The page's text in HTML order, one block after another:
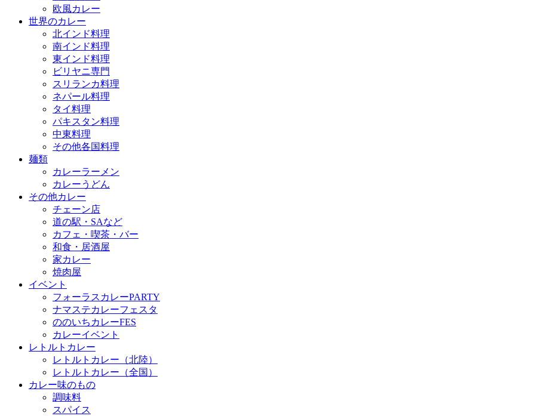
欧風カレー
世界のカレー
北インド料理
南インド料理
東インド料理
ビリヤニ専門
スリランカ料理
ネパール料理
タイ料理
パキスタン料理
中東料理
その他各国料理
麺類
カレーラーメン
カレーうどん
その他カレー
チェーン店
道の駅・SAなど
カフェ・喫茶・バー
和食・居酒屋
家カレー
焼肉屋
イベント
フォーラスカレーPARTY
ナマステカレーフェスタ
ののいちカレーFES
カレーイベント
レトルトカレー
レトルトカレー（北陸）
レトルトカレー（全国）
カレー味のもの
調味料
スパイス